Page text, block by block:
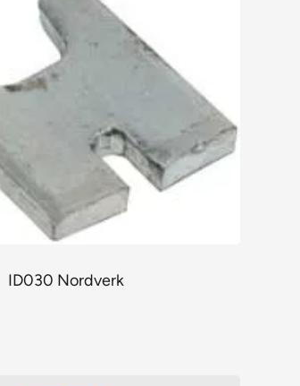
ID030 Nordverk